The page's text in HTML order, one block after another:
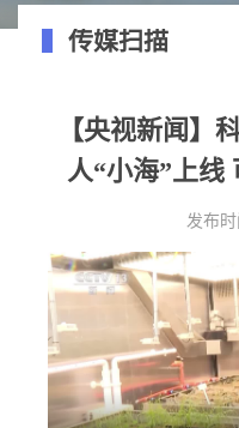
传媒扫描
【央视新闻】
人“小海”上线
发布时